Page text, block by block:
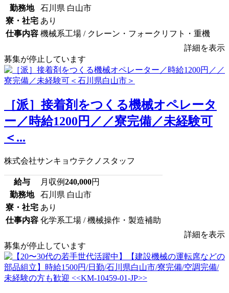
勤務地
石川県 白山市
寮・社宅 あり
仕事内容 機械系工場 / クレーン・フォークリフト・重機
詳細を表示
募集が停止しています
［派］接着剤をつくる機械オペレータ
ー／時給1200円／／寮完備／未経験可
＜...
株式会社サンキョウテクノスタッフ
給与 月収例240,000円
勤務地
石川県 白山市
寮・社宅 あり
仕事内容 化学系工場 / 機械操作・製造補助
詳細を表示
募集が停止しています